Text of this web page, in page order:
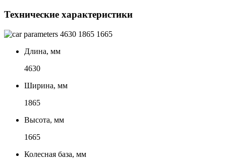
Технические характеристики
4630 1865 1665
Длина, мм
4630
Ширина, мм
1865
Высота, мм
1665
Колесная база, мм